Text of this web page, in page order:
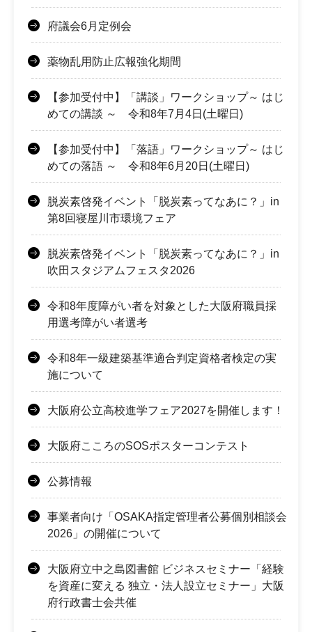
府議会6月定例会
薬物乱用防止広報強化期間
【参加受付中】「講談」ワークショップ～ はじ
めての講談 ～ 令和8年7月4日(土曜日)
【参加受付中】「落語」ワークショップ～ はじ
めての落語 ～ 令和8年6月20日(土曜日)
脱炭素啓発イベント「脱炭素ってなあに？」in
第8回寝屋川市環境フェア
脱炭素啓発イベント「脱炭素ってなあに？」in
吹田スタジアムフェスタ2026
令和8年度障がい者を対象とした大阪府職員採
用選考障がい者選考
令和8年一級建築基準適合判定資格者検定の実
施について
大阪府公立高校進学フェア2027を開催します！
大阪府こころのSOSポスターコンテスト
公募情報
事業者向け「OSAKA指定管理者公募個別相談会
2026」の開催について
大阪府立中之島図書館 ビジネスセミナー「経験
を資産に変える 独立・法人設立セミナー」大阪
府行政書士会共催